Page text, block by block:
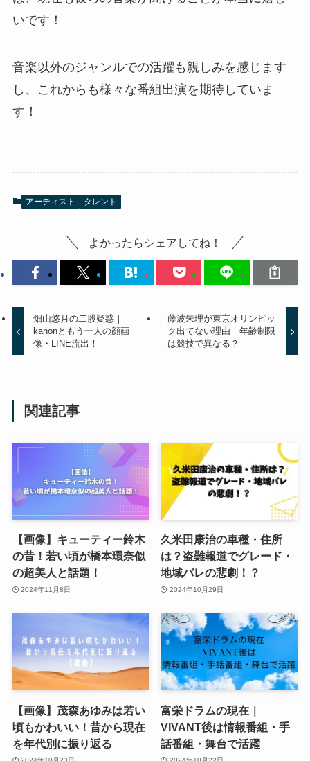
いです！
音楽以外のジャンルでの活躍も親しみを感じます
し、これからも様々な番組出演を期待していま
す！
アーティスト タレント
よかったらシェアしてね！
畑山悠月の二股疑惑｜
kanonともう一人の顔画
像・LINE流出！
藤波朱理が東京オリンピッ
ク出てない理由｜年齢制限
は競技で異なる？
関連記事
【画像】キューティー鈴木
の昔！若い頃が橋本環奈似
の超美人と話題！
2024年11月8日
久米田康治の車種・住所
は？盗難報道でグレード・
地域バレの悲劇！？
2024年10月29日
【画像】茂森あゆみは若い
頃もかわいい！昔から現在
を年代別に振り返る
富栄ドラムの現在｜
VIVANT後は情報番組・手
話番組・舞台で活躍